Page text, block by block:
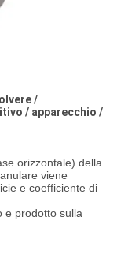
/
/ apparecchio /
orizzontale) della
viene
e coefficiente di
e prodotto sulla